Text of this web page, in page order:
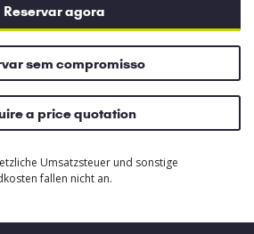
Reservar agora
sem compromisso
a price quotation
Umsatzsteuer und sonstige
fallen nicht an.